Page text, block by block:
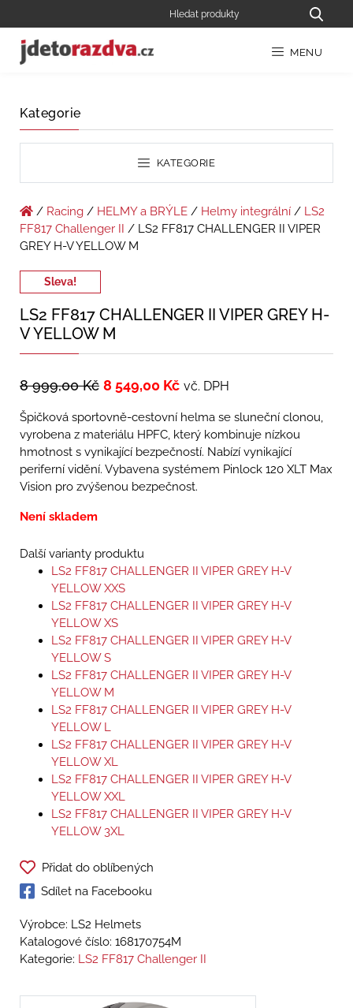
MENU
Kategorie
KATEGORIE
/ Racing / HELMY a BRÝLE / Helmy integrální / LS2
FF817 Challenger II
/ LS2 FF817 CHALLENGER II VIPER
GREY H-V YELLOW M
Sleva!
LS2 FF817 CHALLENGER II VIPER GREY H-
V YELLOW M
8 999,00Kč 8 549,00 Kč vč. DPH
Špičková sportovně-cestovní helma se sluneční clonou,
vyrobena z materiálu HPFC, který kombinuje nízkou
hmotnost s vynikající bezpečností. Nabízí vynikající
periferní vidění. Vybavena systémem Pinlock 120 XLT Max
Vision pro zvýšenou bezpečnost.
Není skladem
Další varianty produktu
LS2 FF817 CHALLENGER II VIPER GREY H-V
YELLOW XXS
LS2 FF817 CHALLENGER II VIPER GREY H-V
YELLOW XS
LS2 FF817 CHALLENGER II VIPER GREY H-V
YELLOW S
LS2 FF817 CHALLENGER II VIPER GREY H-V
YELLOW M
LS2 FF817 CHALLENGER II VIPER GREY H-V
YELLOW L
LS2 FF817 CHALLENGER II VIPER GREY H-V
YELLOW XL
LS2 FF817 CHALLENGER II VIPER GREY H-V
YELLOW XXL
LS2 FF817 CHALLENGER II VIPER GREY H-V
YELLOW 3XL
Přidat do oblíbených
Sdílet na Facebooku
Výrobce: LS2 Helmets
Katalogové číslo: 168170754M
Kategorie: LS2 FF817 Challenger II